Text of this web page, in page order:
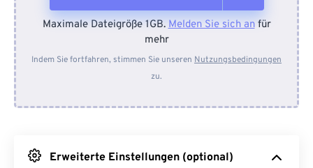
Vom Gerät
Von Dropbox
Maximale Dateigröße 1GB.Melden Sie sich anfür
mehr
Indem Sie fortfahren, stimmen Sie unseren Nutzungsbedingungen
zu.
Erweiterte Einstellungen (optional)